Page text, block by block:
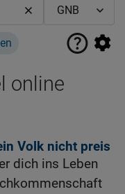
online
Volk nicht preis
dich ins Leben